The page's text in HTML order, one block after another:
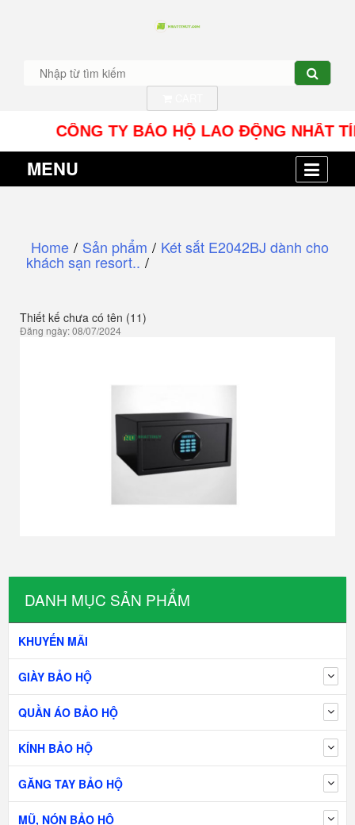
CÔNG TY BẢO HỘ LAO ĐỘNG NHÂT
MENU
DANH MỤC SẢN PHẨM
KHUYẾN MÃI
GIÀY BẢO HỘ
QUẦN ÁO BẢO HỘ
KÍNH BẢO HỘ
GĂNG TAY BẢO HỘ
MŨ, NÓN BẢO HỘ
Home / Sản phẩm / Két sắt E2042BJ dành cho
khách sạn resort.. /
Thiết kế chưa có tên (11)
Đăng ngày: 08/07/2024